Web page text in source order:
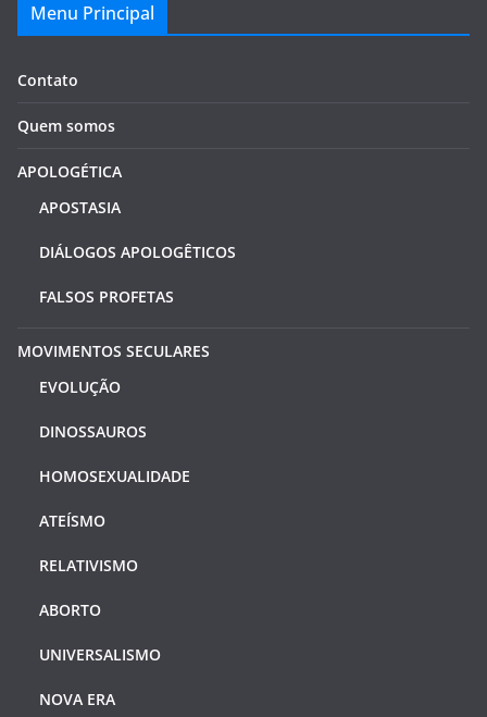
Menu Principal
Contato
Quem somos
APOLOGÉTICA
APOSTASIA
DIÁLOGOS APOLOGÊTICOS
FALSOS PROFETAS
MOVIMENTOS SECULARES
EVOLUÇÃO
DINOSSAUROS
HOMOSEXUALIDADE
ATEÍSMO
RELATIVISMO
ABORTO
UNIVERSALISMO
NOVA ERA